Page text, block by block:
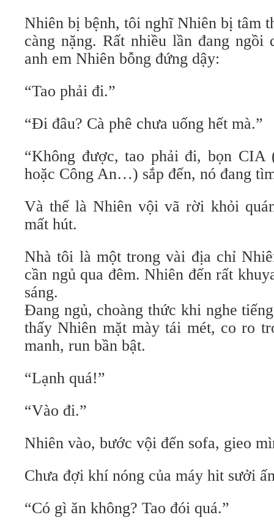
Nhiên bị bệnh, tôi nghĩ Nhiên bị tâm
càng nặng. Rất nhiều lần đang ngồi
anh em Nhiên bỗng đứng dậy:
“Tao phải đi.”
“Đi đâu? Cà phê chưa uống hết mà.”
“Không được, tao phải đi, bọn CIA
hoặc Công An…) sắp đến, nó đang
Và thế là Nhiên vội vã rời khỏi
mất hút.
Nhà tôi là một trong vài địa chỉ
cần ngủ qua đêm. Nhiên đến rất
sáng.
Đang ngủ, choàng thức khi nghe
thấy Nhiên mặt mày tái mét, co ro
manh, run bần bật.
“Lạnh quá!”
“Vào đi.”
Nhiên vào, bước vội đến sofa, gieo
Chưa đợi khí nóng của máy hit sưởi
“Có gì ăn không? Tao đói quá.”